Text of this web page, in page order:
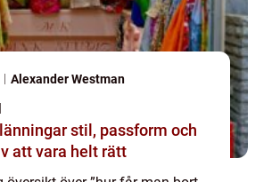
Alexander Westman
passform och
att vara helt rätt